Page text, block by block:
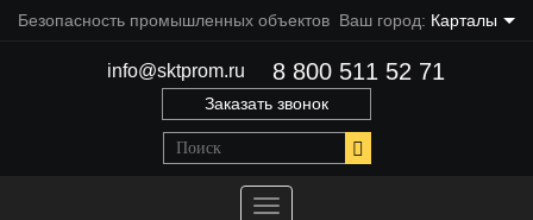
Безопасность промышленных объектов Ваш город: Карталы
info@sktprom.ru 8 800 511 52 71
Заказать звонок
Переключить